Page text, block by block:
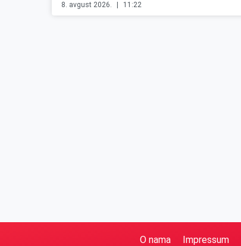
8. avgust 2026. 11:22
O nama Impressum